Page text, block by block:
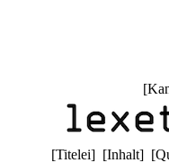
[
[Titelei] [Inhalt] [